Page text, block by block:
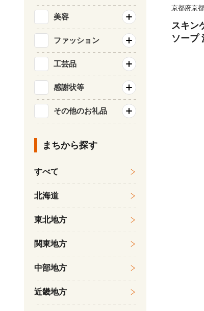
京都府京
スキン
ソープ
ール
ケア
美容
ファッション
工芸品
感謝状等
その他のお礼品
まちから探す
すべて
北海道
東北地方
関東地方
中部地方
近畿地方